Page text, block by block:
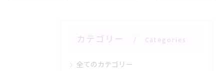
カテゴリー Categories
全てのカテゴリー